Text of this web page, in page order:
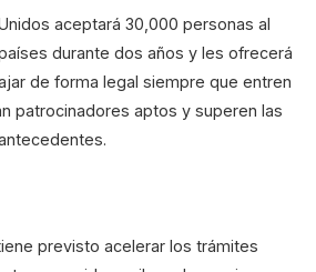
aceptará 30,000 personas al
durante dos años y les ofrecerá
de forma legal siempre que entren
patrocinadores aptos y superen las
previsto acelerar los trámites